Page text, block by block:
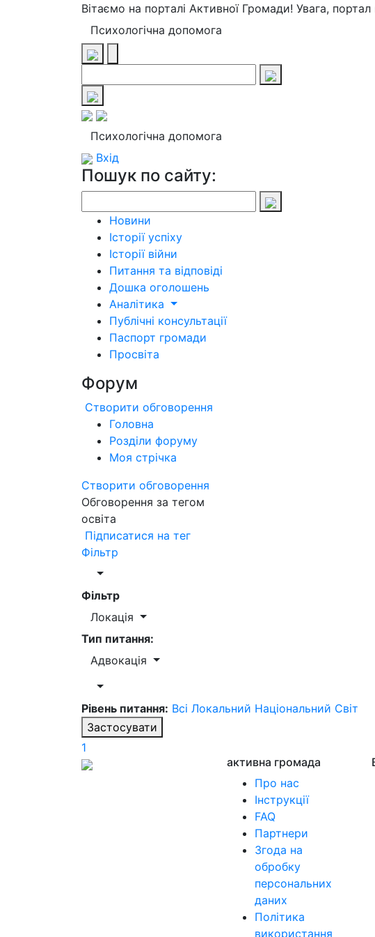
Вітаємо на порталі Активної Громади! Увага,
Психологічна допомога
Психологічна допомога
Вхід
Пошук по сайту:
Новини
Історії успіху
Історії війни
Питання та відповіді
Дошка оголошень
Аналітика
Публічні консультації
Паспорт громади
Просвіта
Форум
Створити обговорення
Головна
Розділи форуму
Моя стрічка
Створити обговорення
Обговорення за тегом
освіта
Підписатися на тег
Фільтр
Фільтр
Локація
Тип питання:
Адвокація
Рівень питання: Всі Локальний Національний Світ
Застосувати
1
активна громада
Про нас
Інструкції
FAQ
Партнери
Згода на
обробку
персональних
даних
Політика
використання